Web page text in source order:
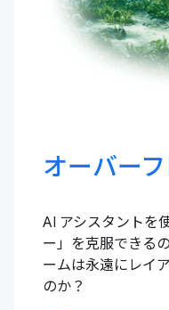
オーバー
AI アシスタントを
ー」を克服できる
ームは永遠にレイ
のか？